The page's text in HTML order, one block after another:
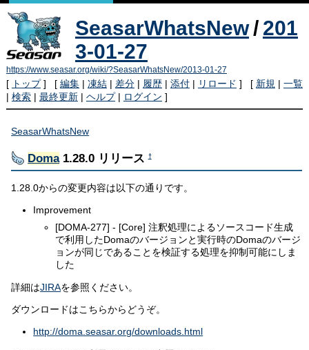
SeasarWhatsNew/ 201
3-01-27
https://www.seasar.org/wiki/?SeasarWhatsNew/2013-01-27
[ トップ] [ 編集| 凍結| 差分| 履歴| 添付| リロード ] [ 新規 | 一覧
| 検索| 最終更新| ヘルプ| ログイン ]
SeasarWhatsNew
Doma1.28.0 リリース †
1.28.0からの変更内容は以下の通りです。
Improvement
[DOMA-277] - [Core] 注釈処理によるソースコード生成
で利用したDomaのバージョンと実行時のDomaのバージ
ョンが同じであることを検証する処理を抑制可能にしま
した
詳細はJIRAを参照ください。
ダウンロードはこちらからどうぞ。
http://doma.seasar.org/downloads.html